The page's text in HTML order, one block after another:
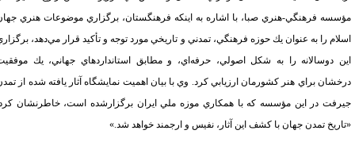
فرهنگي-هنري صبا، با اشاره به اينكه فرهنگستان، برگزاري موضوعات هنري جهان
را به عنوان يك حوزه فرهنگي، تمدني و تاريخي مورد توجه و تأكيد قرار مي‌دهد، برگزاري
دوسالانه را به شكل اصولي، حرفه‌اي، و مطابق استانداردهاي جهاني، يك موفقيت
براي هنر كشورمان ارزيابي كرد. وي با بيان اهميت نمايشگاه آثار يافته شده از تمدن
در اين مؤسسه كه با همكاري موزه ملي ايران برگزارشده است، خاطرنشان كرد:
تمدن جهان با كشف اين آثار، نفيس و ارجمند خواهد شد.»